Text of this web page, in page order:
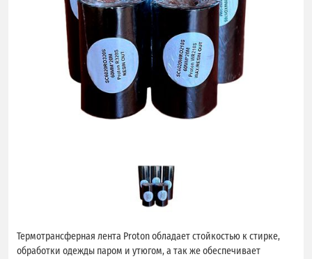
Термотрансферная лента Proton обладает стойкостью к стирке,
обработки одежды паром и утюгом, а так же обеспечивает